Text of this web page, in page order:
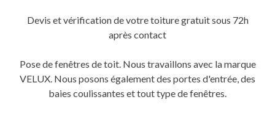
Devis et vérification de votre toiture gratuit sous 72h
après contact
Pose de fenêtres de toit. Nous travaillons avec la marque
VELUX. Nous posons également des portes d'entrée, des
baies coulissantes et tout type de fenêtres.